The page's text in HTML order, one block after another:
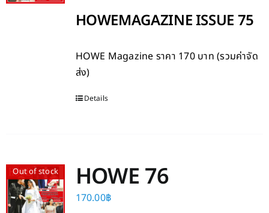
HOWEMAGAZINE ISSUE 75
HOWE Magazine ราคา 170 บาท (รวมค่าจัด
ส่ง)
Details
Out of stock HOWE 76
170.00฿